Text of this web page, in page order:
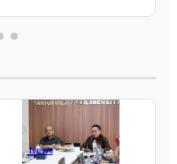
News